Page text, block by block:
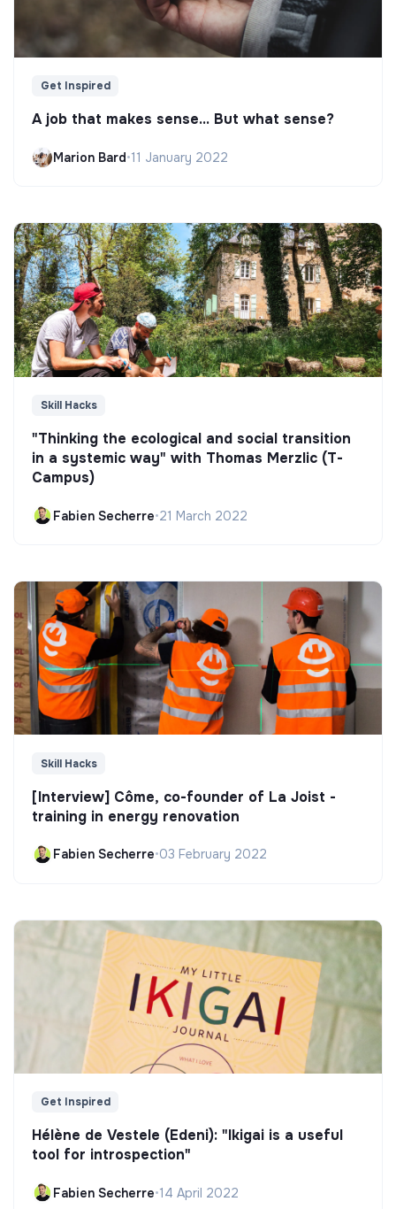
Get Inspired
A job that makes sense... But what sense?
Marion Bard•11 January 2022
Skill Hacks
"Thinking the ecological and social transition
in a systemic way" with Thomas Merzlic (T-
Campus)
Fabien Secherre•21 March 2022
Skill Hacks
[Interview] Côme, co-founder of La Joist -
training in energy renovation
Fabien Secherre•03 February 2022
Get Inspired
Hélène de Vestele (Edeni): "Ikigai is a useful
tool for introspection"
Fabien Secherre•14 April 2022